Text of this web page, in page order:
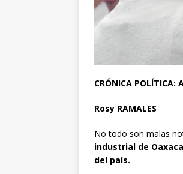
CRÓNICA
Rosy RAMALES
No todo son malas
industrial de
del país.